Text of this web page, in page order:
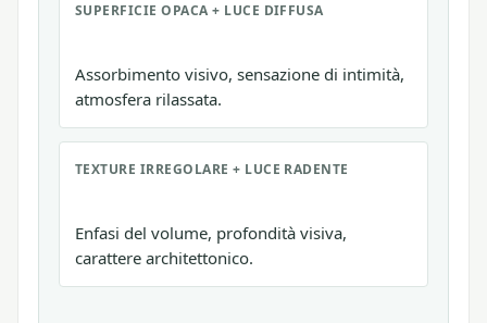
SUPERFICIE OPACA + LUCE DIFFUSA
Assorbimento visivo, sensazione di intimità,
atmosfera rilassata.
TEXTURE IRREGOLARE + LUCE RADENTE
Enfasi del volume, profondità visiva,
carattere architettonico.